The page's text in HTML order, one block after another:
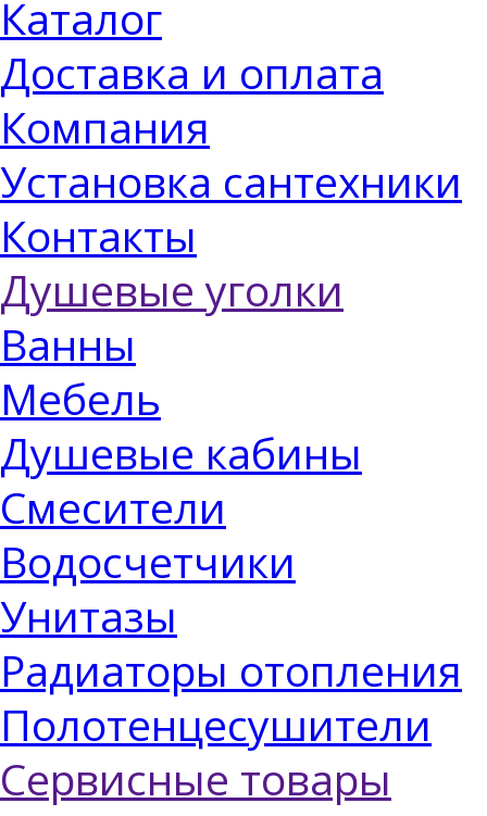
Каталог
Доставка и оплата
Компания
Установка сантехники
Контакты
Душевые уголки
Ванны
Мебель
Душевые кабины
Смесители
Водосчетчики
Унитазы
Радиаторы отопления
Полотенцесушители
Сервисные товары